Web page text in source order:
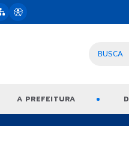
BUSCA
A PREFEITURA